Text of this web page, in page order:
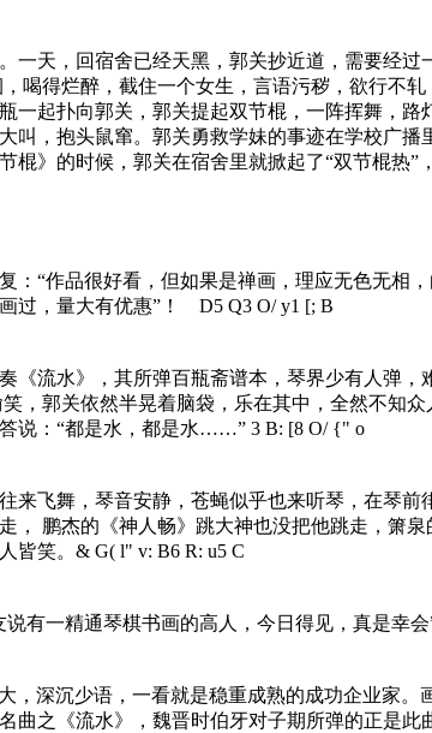
一天，回宿舍已经天黑，郭关抄近道，需要经
喝得烂醉，截住一个女生，言语污秽，欲行不
一起扑向郭关，郭关提起双节棍，一阵挥舞，
叫，抱头鼠窜。郭关勇救学妹的事迹在学校广
》的时候，郭关在宿舍里就掀起了“双节棍热
：“作品很好看，但如果是禅画，理应无色无相
过，量大有优惠”！
D5 Q3 O/ y1 [; B
《流水》，其所弹百瓶斋谱本，琴界少有人弹
，郭关依然半晃着脑袋，乐在其中，全然不知
说：“都是水，都是水……” 3 B: [8 O/ {" o
来飞舞，琴音安静，苍蝇似乎也来听琴，在琴
， 鹏杰的《神人畅》跳大神也没把他跳走，箫
皆笑。 & G( l" v: B6 R: u5 C
有一精通琴棋书画的高人，今日得见，真是幸
，深沉少语，一看就是稳重成熟的成功企业家
之《流水》，魏晋时伯牙对子期所弹的正是